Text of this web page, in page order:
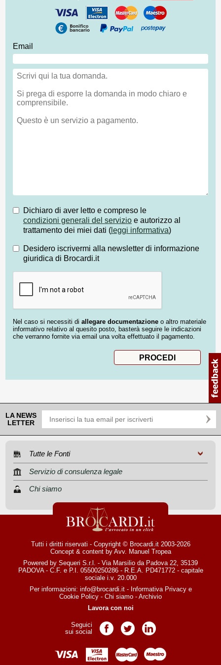
Email
Dichiaro di aver letto e compreso le
condizioni generali del servizio e autorizzo al
trattamento dei miei dati ( leggi informativa)
Desidero iscrivermi alla newsletter di informazione
giuridica di Brocardi.it
Nel caso si necessiti di allegare documentazione o altro materiale
informativo relativo al quesito posto, basterà seguire le indicazioni
che verranno fornite via email una volta effettuato il pagamento.
LA NEWS
LETTER
Tutte le Fonti
Servizio di consulenza legale
Chi siamo
Tutti i diritti riservati - Copyright © Brocardi.it 2003-2026
Concept & content by Avv. Manuel Tropea
Powered by Sequeri S.r.l. - Via Marsilio da Padova 22, 35139
PADOVA - C.F. e P.I. 05500250286 - R.E.A. PD471772 - capitale
sociale i.v. 20.000
Per informazioni: info@brocardi.it- Informativa Privacye
Cookie Policy - Chi siamo - Archivio
Lavora con noi
Seguici
sui social
Pagina Facebook
Pagina TwitterPagina LinkedIn